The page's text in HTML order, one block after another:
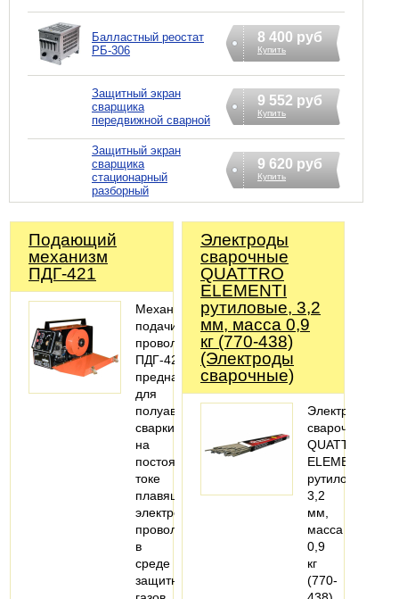
Балластный реостат
РБ-306
8 400 руб
Купить
Защитный экран
сварщика
передвижной сварной
9 552 руб
Купить
Защитный экран
сварщика
стационарный
разборный
9 620 руб
Купить
Подающий
механизм
ПДГ-421
Механизм
подачи
проволоки
ПДГ-421
предназначен
для
полуавтоматической
сварки
на
постоянном
токе
плавящейся
электродной
проволокой
в
среде
защитных
Электроды
сварочные
QUATTRO
ELEMENTI
рутиловые, 3,2
мм, масса 0,9
кг (770-438)
(Электроды
сварочные)
Электроды
сварочные
QUATTRO
ELEMENTI
рутиловые,
3,2
мм,
масса
0,9
кг
(770-